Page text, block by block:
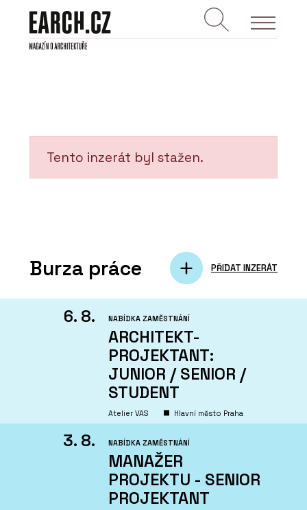
Tento inzerát byl stažen.
Burza práce PŘIDAT INZERÁT
6. 8. NABÍDKA ZAMĚSTNÁNÍ
ARCHITEKT-
PROJEKTANT:
JUNIOR / SENIOR /
STUDENT
Atelier VAS Hlavní město Praha
3. 8. NABÍDKA ZAMĚSTNÁNÍ
MANAŽER
PROJEKTU - SENIOR
PROJEKTANT